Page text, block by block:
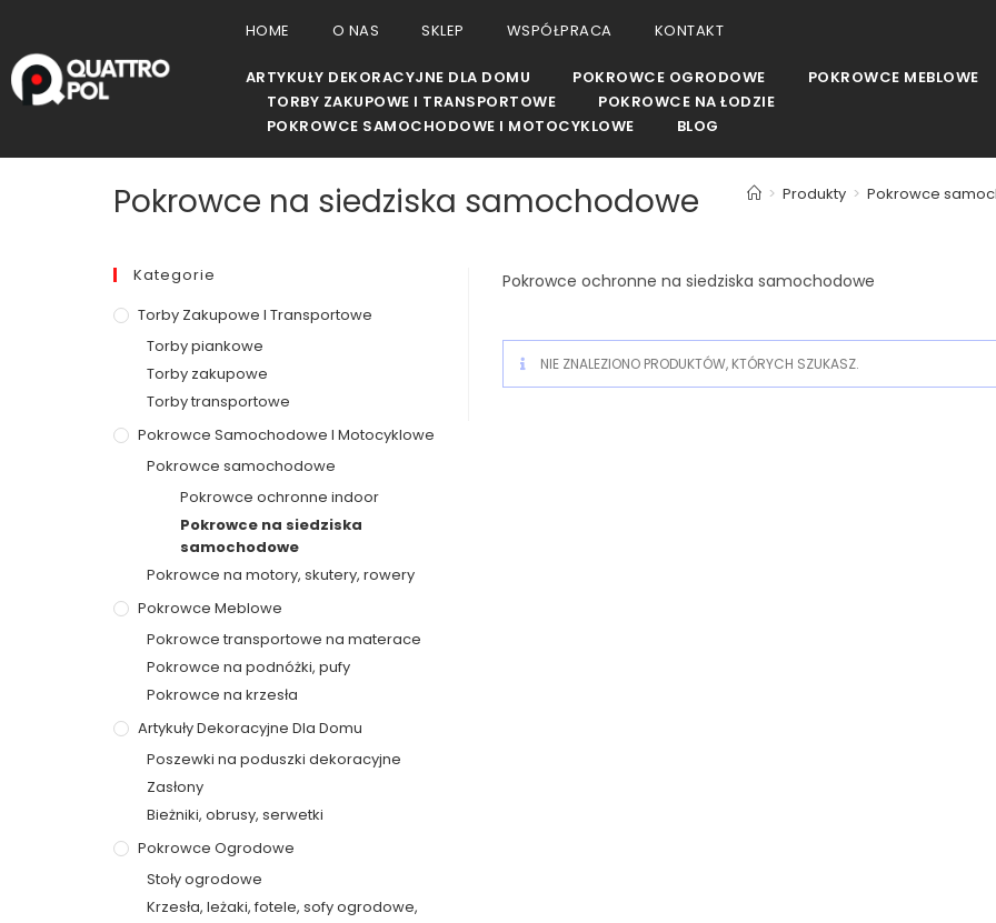
HOME O NAS SKLEP WSPÓŁPRACA KONTAKT
ARTYKUŁY DEKORACYJNE DLA DOMU POKROWCE OGRODOWE
POKROWCE MEBLOWE
TORBY ZAKUPOWE I TRANSPORTOWE
POKROWCE NA ŁODZIE
POKROWCE SAMOCHODOWE I MOTOCYKLOWE
BLOG
Pokrowce na siedziska samochodowe > Produkty > Pokrowce
Pokrowce ochronne na siedziska samochodowe
NIE ZNALEZIONO PRODUKTÓW, KTÓRYCH SZUKASZ.
Kategorie
Torby Zakupowe I Transportowe
Torby piankowe
Torby zakupowe
Torby transportowe
Pokrowce Samochodowe I Motocyklowe
Pokrowce samochodowe
Pokrowce ochronne indoor
Pokrowce na siedziska
samochodowe
Pokrowce na motory, skutery, rowery
Pokrowce Meblowe
Pokrowce transportowe na materace
Pokrowce na podnóżki, pufy
Pokrowce na krzesła
Artykuły Dekoracyjne Dla Domu
Poszewki na poduszki dekoracyjne
Zasłony
Bieżniki, obrusy, serwetki
Pokrowce Ogrodowe
Stoły ogrodowe
Krzesła, leżaki, fotele, sofy ogrodowe,